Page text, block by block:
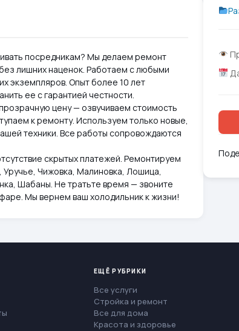
посредникам? Мы делаем ремонт
лишних наценок. Работаем с любыми
экземпляров. Опыт более 10 лет
ее с гарантией честности.
цену — озвучиваем стоимость
к ремонту. Используем только новые,
техники. Все работы сопровождаются
скрытых платежей. Ремонтируем
Уручье, Чижовка, Малиновка, Лошица,
Шабаны. Не тратьте время — звоните
Мы вернем ваш холодильник к жизни!
ЕЩЁ РУБРИКИ
Все услуги
Стройка и ремонт
Все для дома
Красота и здоровье